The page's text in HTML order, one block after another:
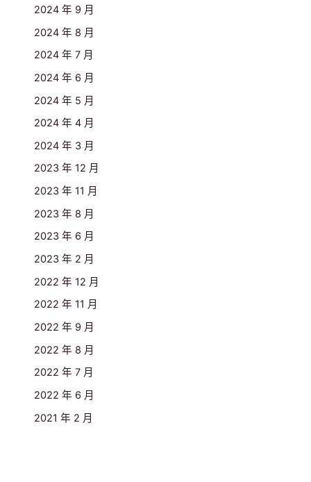
2024 年 9 月
2024 年 8 月
2024 年 7 月
2024 年 6 月
2024 年 5 月
2024 年 4 月
2024 年 3 月
2023 年 12 月
2023 年 11 月
2023 年 8 月
2023 年 6 月
2023 年 2 月
2022 年 12 月
2022 年 11 月
2022 年 9 月
2022 年 8 月
2022 年 7 月
2022 年 6 月
2021 年 2 月